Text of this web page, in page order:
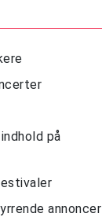
på
annoncer